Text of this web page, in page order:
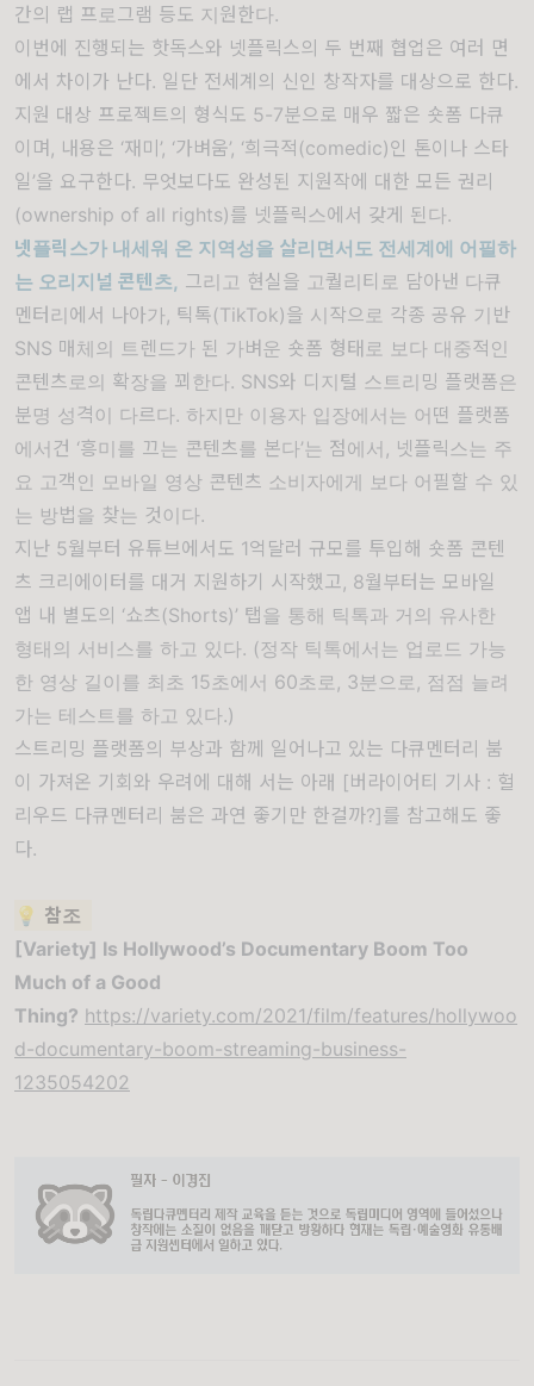
간의 랩 프로그램 등도 지원한다.
이번에 진행되는 핫독스와 넷플릭스의 두 번째 협업은 여러 면
에서 차이가 난다. 일단 전세계의 신인 창작자를 대상으로 한다.
지원 대상 프로젝트의 형식도 5-7분으로 매우 짧은 숏폼 다큐
이며 , 내용은 ‘재미 ’, ‘가벼움’, ‘희극적 (comedic)인 톤이나 스타
일’을 요구한다. 무엇보다도 완성된 지원작에 대한 모든 권리
(ownership of all rights)를 넷플릭스에서 갖게 된다.
넷플릭스가 내세워 온 지역성을 살리면서도 전세계에 어필하
는 오리지널 콘텐츠, 그리고 현실을 고퀄리티로 담아낸 다큐
멘터리에서 나아가, 틱톡(TikTok)을 시작으로 각종 공유 기반
SNS 매체의 트렌드가 된 가벼운 숏폼 형태로 보다 대중적인
콘텐츠로의 확장을 꾀한다. SNS와 디지털 스트리밍 플랫폼은
분명 성격이 다르다. 하지만 이용자 입장에서는 어떤 플랫폼
에서건 ‘흥미를 끄는 콘텐츠를 본다’는 점에서, 넷플릭스는 주
요 고객인 모바일 영상 콘텐츠 소비자에게 보다 어필할 수 있
는 방법을 찾는 것이다.
지난 5월부터 유튜브에서도 1억달러 규모를 투입해 숏폼 콘텐
츠 크리에이터를 대거 지원하기 시작했고, 8월부터는 모바일
앱 내 별도의 ‘쇼츠(Shorts)’ 탭을 통해 틱톡과 거의 유사한
형태의 서비스를 하고 있다. (정작 틱톡에서는 업로드 가능
한 영상 길이를 최초 15초에서 60초로 , 3분으로 , 점점 늘려
가는 테스트를 하고 있다.)
스트리밍 플랫폼의 부상과 함께 일어나고 있는 다큐멘터리 붐
이 가져온 기회와 우려에 대해 서는 아래 [버라이어티 기사 : 헐
리우드 다큐멘터리 붐은 과연 좋기만 한걸까?]를 참고해도 좋
다.
💡 참조
[Variety] Is Hollywood’s Documentary Boom Too
Much of a Good
Thing? https://variety.com/2021/film/features/hollywoo
d-documentary-boom-streaming-business-
1235054202